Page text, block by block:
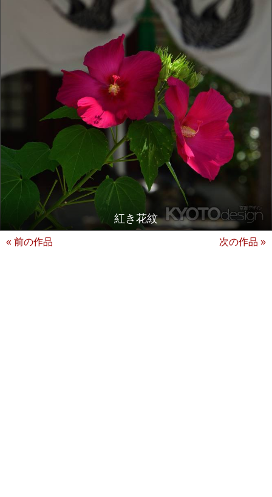
紅き花紋
« 前の作品 次の作品 »